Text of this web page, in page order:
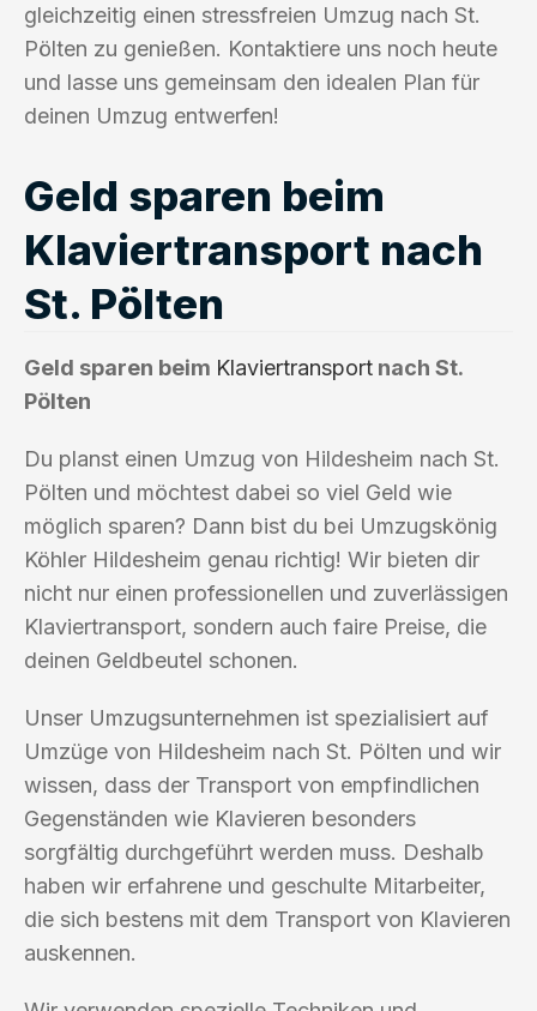
gleichzeitig einen stressfreien Umzug nach St.
Pölten zu genießen. Kontaktiere uns noch heute
und lasse uns gemeinsam den idealen Plan für
deinen Umzug entwerfen!
Geld sparen beim
Klaviertransport nach
St. Pölten
Geld sparen beim Klaviertransport nach St.
Pölten
Du planst einen Umzug von Hildesheim nach St.
Pölten und möchtest dabei so viel Geld wie
möglich sparen? Dann bist du bei Umzugskönig
Köhler Hildesheim genau richtig! Wir bieten dir
nicht nur einen professionellen und zuverlässigen
Klaviertransport, sondern auch faire Preise, die
deinen Geldbeutel schonen.
Unser Umzugsunternehmen ist spezialisiert auf
Umzüge von Hildesheim nach St. Pölten und wir
wissen, dass der Transport von empfindlichen
Gegenständen wie Klavieren besonders
sorgfältig durchgeführt werden muss. Deshalb
haben wir erfahrene und geschulte Mitarbeiter,
die sich bestens mit dem Transport von Klavieren
auskennen.